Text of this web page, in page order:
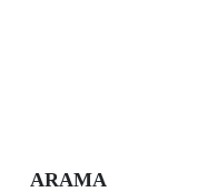
ARAMA